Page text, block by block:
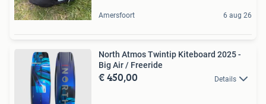
Amersfoort 6 aug 26
North Atmos Twintip Kiteboard 2025 -
Big Air / Freeride
€ 450,00 Details